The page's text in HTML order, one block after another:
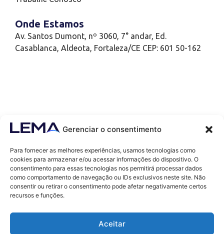
Gerenciar o consentimento
Para fornecer as melhores experiências, usamos tecnologias como
cookies para armazenar e/ou acessar informações do dispositivo. O
consentimento para essas tecnologias nos permitirá processar dados
como comportamento de navegação ou IDs exclusivos neste site. Não
consentir ou retirar o consentimento pode afetar negativamente certos
recursos e funções.
Aceitar
Onde Estamos
Av. Santos Dumont, nº 3060, 7° andar, Ed.
Casablanca, Aldeota, Fortaleza/CE CEP: 601 50-162
Contatos
contato@lemaef.com.br
(85) 99868-3664